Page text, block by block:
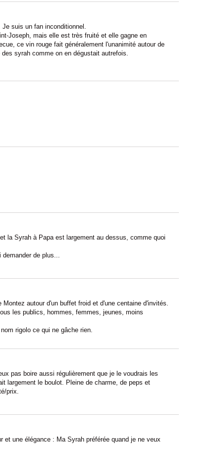
suis un fan inconditionnel.
Joseph, mais elle est très fruité et elle gagne en
ce vin rouge fait généralement l'unanimité autour de
syrah comme on en dégustait autrefois.
la Syrah à Papa est largement au dessus, comme quoi
de plus...
autour d'un buffet froid et d'une centaine d'invités.
les publics, hommes, femmes, jeunes, moins
rigolo ce qui ne gâche rien.
pas boire aussi régulièrement que je le voudrais les
largement le boulot. Pleine de charme, de peps et
prix.
et une élégance : Ma Syrah préférée quand je ne veux